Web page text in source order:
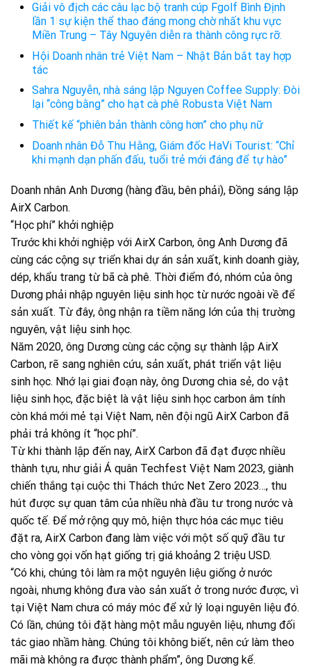
Giải vô địch các câu lạc bộ tranh cúp Fgolf Bình Định
lần 1 sự kiện thể thao đáng mong chờ nhất khu vực
Miền Trung – Tây Nguyên diễn ra thành công rực rỡ.
Hội Doanh nhân trẻ Việt Nam – Nhật Bản bắt tay hợp
tác
Sahra Nguyễn, nhà sáng lập Nguyen Coffee Supply: Đòi
lại “công bằng” cho hạt cà phê Robusta Việt Nam
Thiết kế “phiên bản thành công hơn” cho phụ nữ
Doanh nhân Đỗ Thu Hằng, Giám đốc HaVi Tourist: “Chỉ
khi mạnh dạn phấn đấu, tuổi trẻ mới đáng để tự hào”
Doanh nhân Anh Dương (hàng đầu, bên phải), Đồng sáng lập
AirX Carbon.
“Học phí” khởi nghiệp
Trước khi khởi nghiệp với AirX Carbon, ông Anh Dương đã
cùng các cộng sự triển khai dự án sản xuất, kinh doanh giày,
dép, khẩu trang từ bã cà phê. Thời điểm đó, nhóm của ông
Dương phải nhập nguyên liệu sinh học từ nước ngoài về để
sản xuất. Từ đây, ông nhận ra tiềm năng lớn của thị trường
nguyên, vật liệu sinh học.
Năm 2020, ông Dương cùng các cộng sự thành lập AirX
Carbon, rẽ sang nghiên cứu, sản xuất, phát triển vật liệu
sinh học. Nhớ lại giai đoạn này, ông Dương chia sẻ, do vật
liệu sinh học, đặc biệt là vật liệu sinh học carbon âm tính
còn khá mới mẻ tại Việt Nam, nên đội ngũ AirX Carbon đã
phải trả không ít “học phí”.
Từ khi thành lập đến nay, AirX Carbon đã đạt được nhiều
thành tựu, như giải Á quân Techfest Việt Nam 2023, giành
chiến thắng tại cuộc thi Thách thức Net Zero 2023…, thu
hút được sự quan tâm của nhiều nhà đầu tư trong nước và
quốc tế. Để mở rộng quy mô, hiện thực hóa các mục tiêu
đặt ra, AirX Carbon đang làm việc với một số quỹ đầu tư
cho vòng gọi vốn hạt giống trị giá khoảng 2 triệu USD.
“Có khi, chúng tôi làm ra một nguyên liệu giống ở nước
ngoài, nhưng không đưa vào sản xuất ở trong nước được, vì
tại Việt Nam chưa có máy móc để xử lý loại nguyên liệu đó.
Có lần, chúng tôi đặt hàng một mẫu nguyên liệu, nhưng đối
tác giao nhầm hàng. Chúng tôi không biết, nên cứ làm theo
mãi mà không ra được thành phẩm”, ông Dương kể.